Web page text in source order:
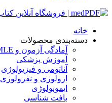
خانه
دسته‌بندی محصولات
آمادگی آزمون و USMLE
آموزش پزشکی
آناتومی و فیزیولوژی
ارولوژی و نفرولوژی
ایمونولوژی
بافت شناسی